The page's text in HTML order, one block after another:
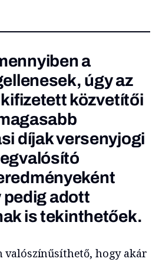
a
úgy az
közvetítői
díjak versenyjogi
pedig adott
is tekinthetőek.
valószínűsíthető, hogy akár